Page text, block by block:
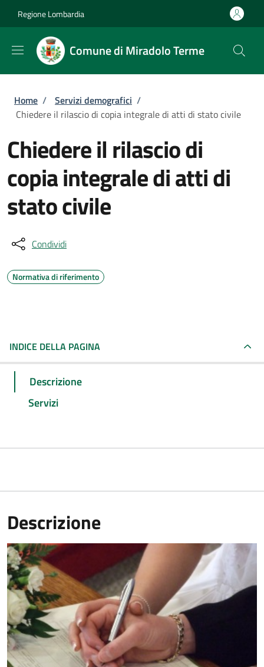
Regione Lombardia
Comune di Miradolo Terme
Briciole di pane
Home / Servizi demografici /
Chiedere il rilascio di copia integrale di atti di stato civile
Chiedere il rilascio di
copia integrale di atti di
stato civile
Condividi
Normativa di riferimento
INDICE DELLA PAGINA
Descrizione
Servizi
Descrizione